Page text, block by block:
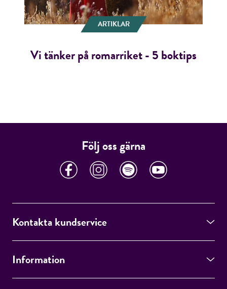
ARTIKLAR
Vi tänker på romarriket - 5 boktips
Följ oss gärna
Kontakta kundservice
Information